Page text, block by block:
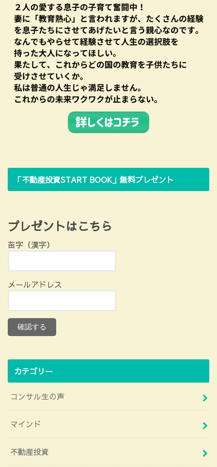
「不動産投資START BOOK」無料プレゼント
プレゼントはこちら
苗字（漢字）
メールアドレス
カテゴリー
コンサル生の声
マインド
不動産投資